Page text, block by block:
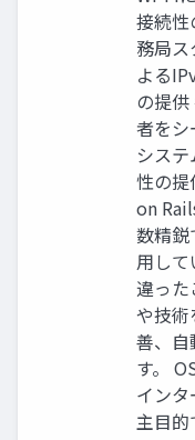
接続性
務局
よる
の提
者をシ
シス
性の
on
数精鋭
用し
違った
や技術
善、自
す。
イン
主目的